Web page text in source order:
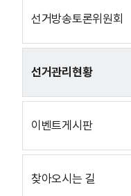
선거방송토론위원회
선거관리현황
이벤트게시판
찾아오시는 길